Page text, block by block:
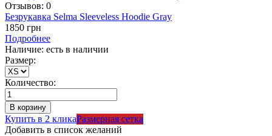
Отзывов: 0
Безрукавка Selma Sleeveless Hoodie Gray
1850 грн
Подробнее
Наличие: есть в наличии
Размер:
Количество:
Купить в 2 кликаРазмерная сетка
Добавить в список желаний